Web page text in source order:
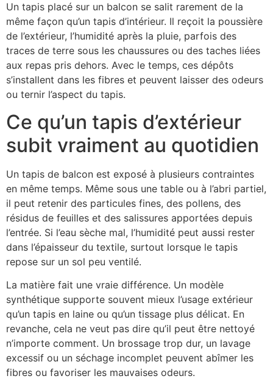
Un tapis placé sur un balcon se salit rarement de la
même façon qu’un tapis d’intérieur. Il reçoit la poussière
de l’extérieur, l’humidité après la pluie, parfois des
traces de terre sous les chaussures ou des taches liées
aux repas pris dehors. Avec le temps, ces dépôts
s’installent dans les fibres et peuvent laisser des odeurs
ou ternir l’aspect du tapis.
Ce qu’un tapis d’extérieur
subit vraiment au quotidien
Un tapis de balcon est exposé à plusieurs contraintes
en même temps. Même sous une table ou à l’abri partiel,
il peut retenir des particules fines, des pollens, des
résidus de feuilles et des salissures apportées depuis
l’entrée. Si l’eau sèche mal, l’humidité peut aussi rester
dans l’épaisseur du textile, surtout lorsque le tapis
repose sur un sol peu ventilé.
La matière fait une vraie différence. Un modèle
synthétique supporte souvent mieux l’usage extérieur
qu’un tapis en laine ou qu’un tissage plus délicat. En
revanche, cela ne veut pas dire qu’il peut être nettoyé
n’importe comment. Un brossage trop dur, un lavage
excessif ou un séchage incomplet peuvent abîmer les
fibres ou favoriser les mauvaises odeurs.